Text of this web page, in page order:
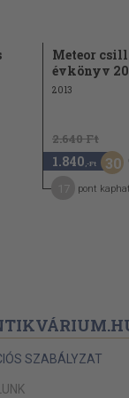
Meteor
évkönyv
2013
2.640 Ft
1.840 ,-Ft 30
pont
SZABÁLYZAT